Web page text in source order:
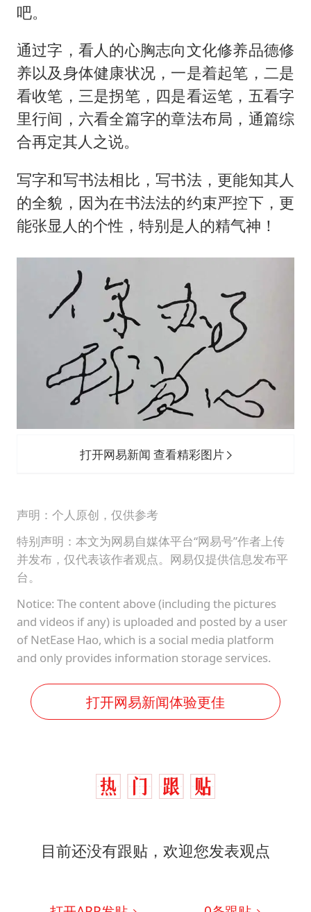
吧。
通过字，看人的心胸志向文化修养品德修
养以及身体健康状况，一是着起笔，二是
看收笔，三是拐笔，四是看运笔，五看字
里行间，六看全篇字的章法布局，通篇综
合再定其人之说。
写字和写书法相比，写书法，更能知其人
的全貌，因为在书法法的约束严控下，更
能张显人的个性，特别是人的精气神！
打开网易新闻 查看精彩图片
声明：个人原创，仅供参考
特别声明：本文为网易自媒体平台“网易号”作者上传
并发布，仅代表该作者观点。网易仅提供信息发布平
台。
Notice: The content above (including the pictures
and videos if any) is uploaded and posted by a user
of NetEase Hao, which is a social media platform
and only provides information storage services.
打开网易新闻体验更佳
目前还没有跟贴，欢迎您发表观点